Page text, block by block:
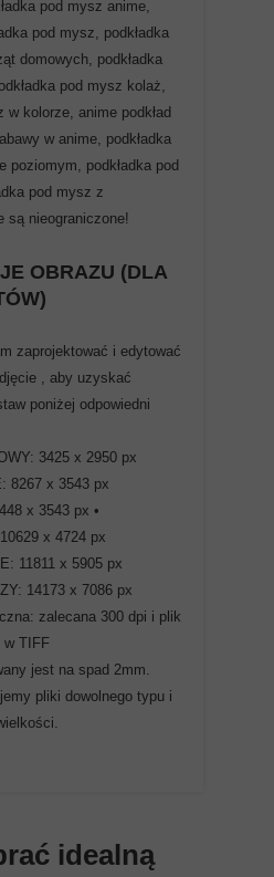
pod mysz anime,
pod mysz, podkładka
domowych, podkładka
pod mysz kolaż,
w kolorze, anime podkład
w anime, podkładka
poziomym, podkładka pod
pod mysz z
są nieograniczone!
OBRAZU (DLA
zaprojektować i edytować
, aby uzyskać
poniżej odpowiedni
3425 x 2950 px
8267 x 3543 px
x 3543 px •
x 4724 px
11811 x 5905 px
14173 x 7086 px
zalecana 300 dpi i plik
w TIFF
jest na spad 2mm.
pliki dowolnego typu i
idealną